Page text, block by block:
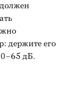
но это
держите его
дБ.